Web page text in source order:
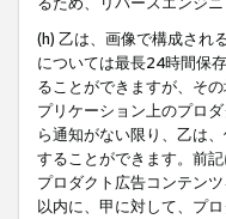
(h) 乙は、画像で構成され
については最長24時間保
ることができますが、そ
プリケーション上のプロ
ら通知がない限り、乙は
することができます。前
プロダクト広告コンテン
以内に、甲に対して、プ